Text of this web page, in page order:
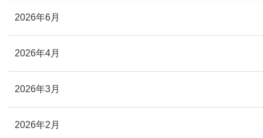
2026年6月
2026年4月
2026年3月
2026年2月